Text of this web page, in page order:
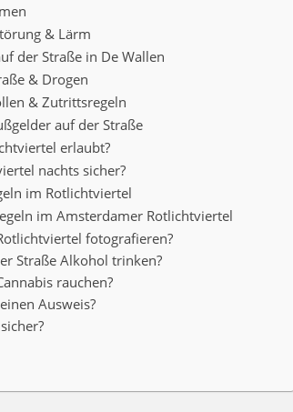
& Lärm
der Straße in De Wallen
& Drogen
& Zutrittsregeln
auf der Straße
erlaubt?
nachts sicher?
im Rotlichtviertel
im Amsterdamer Rotlichtviertel
fotografieren?
Straße Alkohol trinken?
rauchen?
Ausweis?